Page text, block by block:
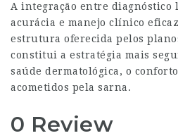
A integração entre diagnóstico
acurácia e manejo clínico
estrutura oferecida pelos
constitui a estratégia mais
saúde dermatológica, o
acometidos pela sarna.
0 Review